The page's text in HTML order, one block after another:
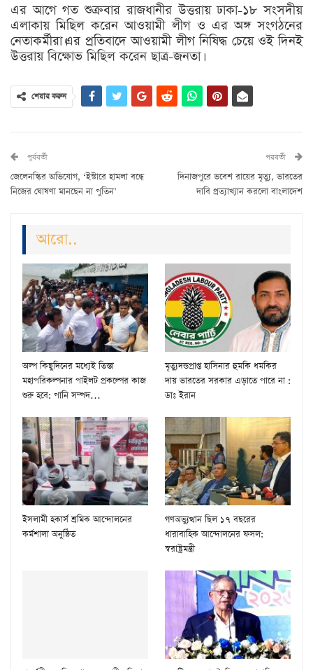
এর আগে গত শুক্রবার রাজধানীর উত্তরায় ঢাকা-১৮ সংসদীয়
এলাকায় মিছিল করেন আওয়ামী লীগ ও এর অঙ্গ সংগঠনের
নেতাকর্মীরা।এর প্রতিবাদে আওয়ামী লীগ নিষিদ্ধ চেয়ে ওই দিনই
উত্তরায় বিক্ষোভ মিছিল করেন ছাত্র-জনতা।
শেয়ার করুন
পুর্ববর্তী
জেলেনস্কির অভিযোগ, ‘ইস্টারে হামলা বন্ধে
নিজের ঘোষণা মানছেন না পুতিন’
পরবর্তী
দিনাজপুরে ভবেশ রায়ের মৃত্যু, ভারতের
দাবি প্রত্যাখ্যান করলো বাংলাদেশ
আরো..
অল্প কিছুদিনের মধ্যেই তিস্তা
মহাপরিকল্পনার পাইলট প্রকল্পের কাজ
শুরু হবে: পানি সম্পদ…
মৃত্যুদন্ডপ্রাপ্ত হাসিনার হুমকি ধমকির
দায় ভারতের সরকার এড়াতে পারে না :
ডাঃ ইরান
ইসলামী হকার্স শ্রমিক আন্দোলনের
কর্মশালা অনুষ্ঠিত
গণঅভ্যুত্থান ছিল ১৭ বছরের
ধারাবাহিক আন্দোলনের ফসল:
স্বরাষ্ট্রমন্ত্রী